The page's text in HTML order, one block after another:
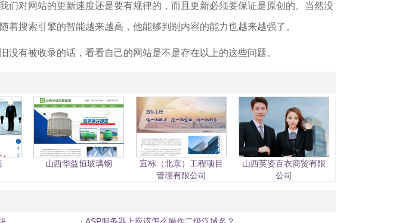
们对网站的更新速度还是要有规律的，而且更新必须要保证是原创的。当然没
着搜索引擎的智能越来越高，他能够判别内容的能力也越来越强了。
没有被收录的话，看看自己的网站是不是存在以上的这些问题。
山西华益恒玻璃钢
宜标（北京）工程项目
管理有限公司
山西英姿百衣商贸有限
公司
·